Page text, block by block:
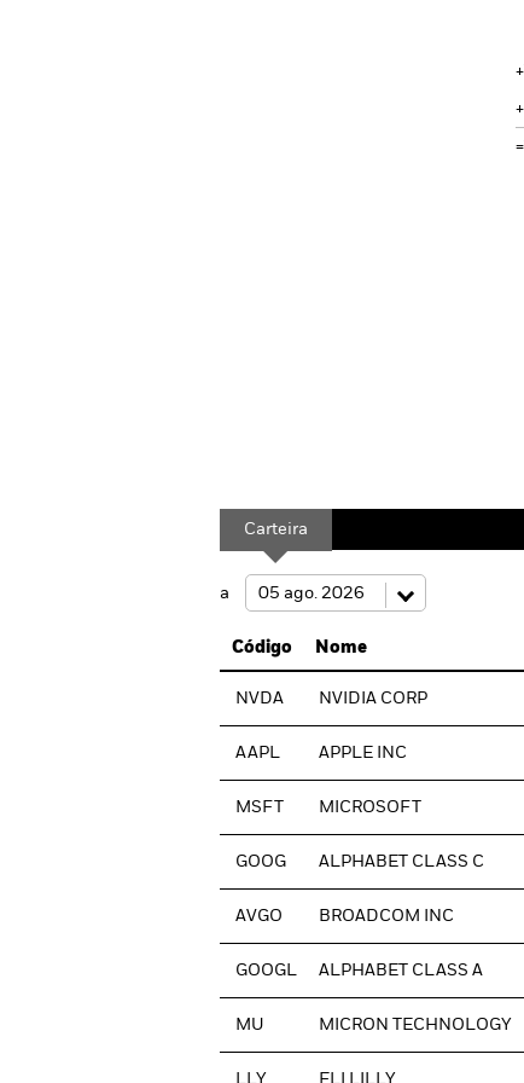
Carteira
a
Código Nome
NVDA NVIDIA CORP
AAPL APPLE INC
MSFT MICROSOFT
GOOG ALPHABET CLASS C
AVGO BROADCOM INC
GOOGL ALPHABET CLASS A
MU MICRON TECHNOLOGY
LLY ELI LILLY